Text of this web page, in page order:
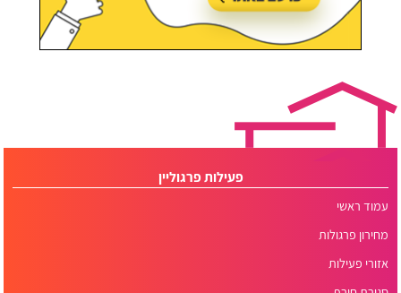
פעילות פרגוליין
עמוד ראשי
מחירון פרגולות
אזורי פעילות